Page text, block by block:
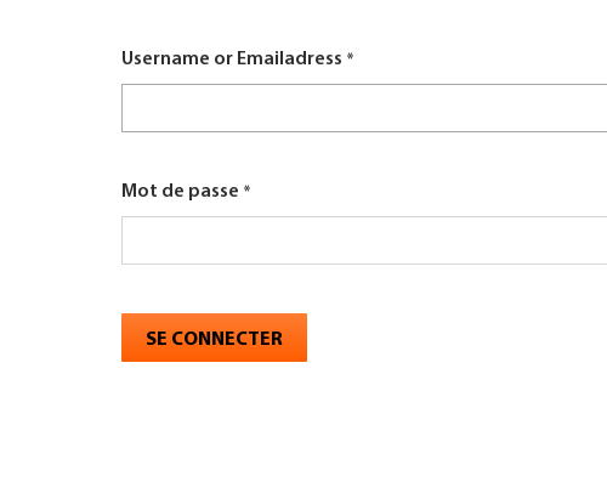
MAGAZINE SPÉCIALISÉ
Username or Emailadress
Mot de passe
SE CONNECTER